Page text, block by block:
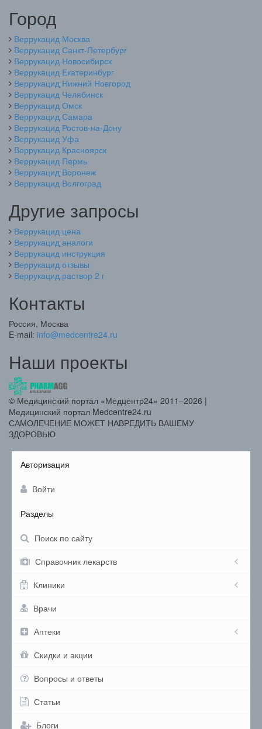
Город
Веррукацид Москва
Веррукацид Санкт-Петербург
Веррукацид Новосибирск
Веррукацид Екатеринбург
Веррукацид Нижний Новгород
Веррукацид Челябинск
Веррукацид Омск
Веррукацид Самара
Веррукацид Ростов-на-Дону
Веррукацид Уфа
Веррукацид Красноярск
Веррукацид Пермь
Веррукацид Воронеж
Веррукацид Волгоград
Другие запросы
Веррукацид цена
Веррукацид аналоги
Веррукацид инструкция
Веррукацид отзывы
Веррукацид раствор 2 г
Контакты
Россия, Москва
E-mail: info@medcentre24.ru
Наши проекты
© Медицинский портал «Медцентр24» 2011–2026 |
Медицинский портал Medcentre24.ru
САМОЛЕЧЕНИЕ МОЖЕТ НАВРЕДИТЬ ВАШЕМУ
ЗДОРОВЬЮ
Авторизация
Войти
Разделы
Поиск по сайту
Справочник лекарств
Клиники
Врачи
Аптеки
Скидки и акции
Вопросы и ответы
Статьи
Блоги